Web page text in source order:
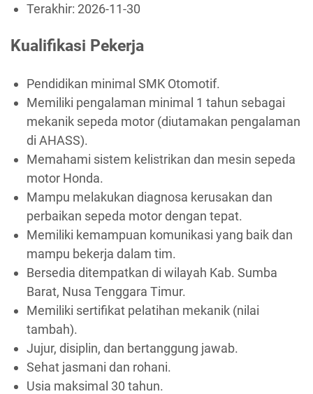
Terakhir: 2026-11-30
Kualifikasi Pekerja
Pendidikan minimal SMK Otomotif.
Memiliki pengalaman minimal 1 tahun sebagai
mekanik sepeda motor (diutamakan pengalaman
di AHASS).
Memahami sistem kelistrikan dan mesin sepeda
motor Honda.
Mampu melakukan diagnosa kerusakan dan
perbaikan sepeda motor dengan tepat.
Memiliki kemampuan komunikasi yang baik dan
mampu bekerja dalam tim.
Bersedia ditempatkan di wilayah Kab. Sumba
Barat, Nusa Tenggara Timur.
Memiliki sertifikat pelatihan mekanik (nilai
tambah).
Jujur, disiplin, dan bertanggung jawab.
Sehat jasmani dan rohani.
Usia maksimal 30 tahun.